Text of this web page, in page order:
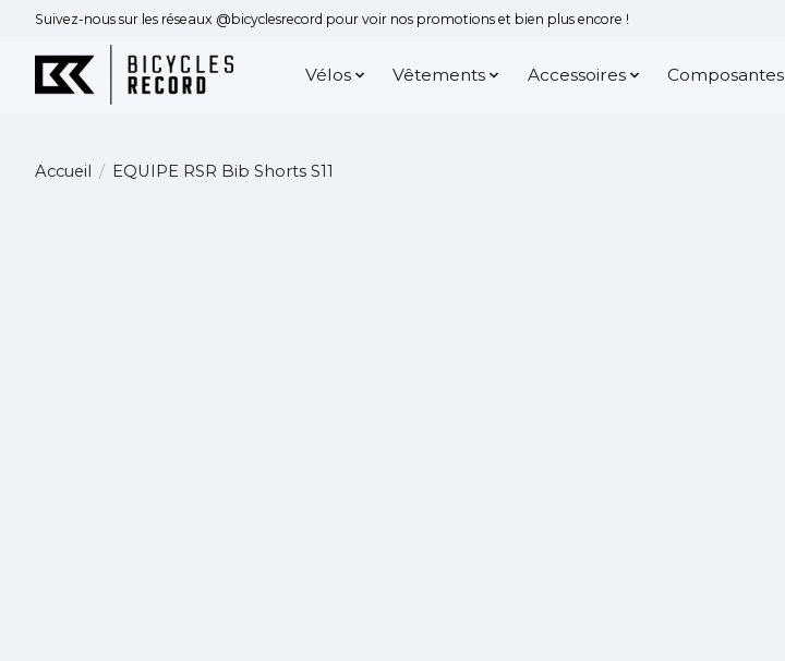
Suivez-nous sur les réseaux @bicyclesrecord pour voir nos promotions et bien plus encore !
Vélos Vêtements Accessoires Composantes
Accueil / EQUIPE RSR Bib Shorts S11